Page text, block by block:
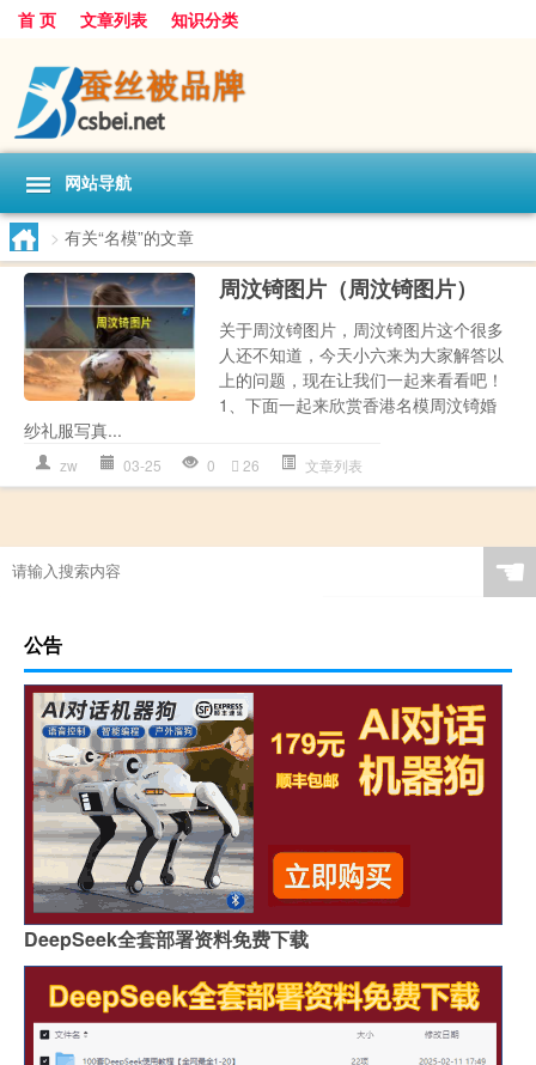
首 页 文章列表 知识分类
网站导航
> 有关“名模”的文章
周汶锜图片（周汶锜图片）
关于周汶锜图片，周汶锜图片这个很多
人还不知道，今天小六来为大家解答以
上的问题，现在让我们一起来看看吧！
1、下面一起来欣赏香港名模周汶锜婚
纱礼服写真...
zw 03-25 0 26 文章列表
☚
公告
DeepSeek全套部署资料免费下载